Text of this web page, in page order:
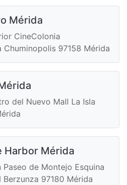
Mérida
CineColonia
Chuminopolis 97158 Mérida
del Nuevo Mall La Isla
Harbor Mérida
de Montejo Esquina
97180 Mérida